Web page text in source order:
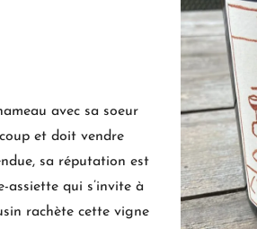
avec sa soeur
et doit vendre
sa réputation est
qui s’invite à
rachète cette vigne